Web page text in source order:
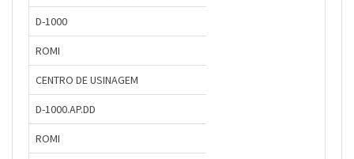
D-1000
ROMI
CENTRO DE USINAGEM
D-1000.AP.DD
ROMI